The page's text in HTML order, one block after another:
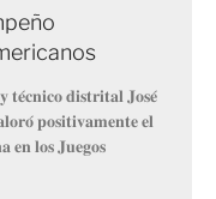
𝐝𝐢𝐬𝐭𝐫𝐢𝐭𝐚𝐥 𝐉𝐨𝐬𝐞́
𝐩𝐨𝐬𝐢𝐭𝐢𝐯𝐚𝐦𝐞𝐧𝐭𝐞 𝐞𝐥
𝐞𝐧 𝐥𝐨𝐬 𝐉𝐮𝐞𝐠𝐨𝐬